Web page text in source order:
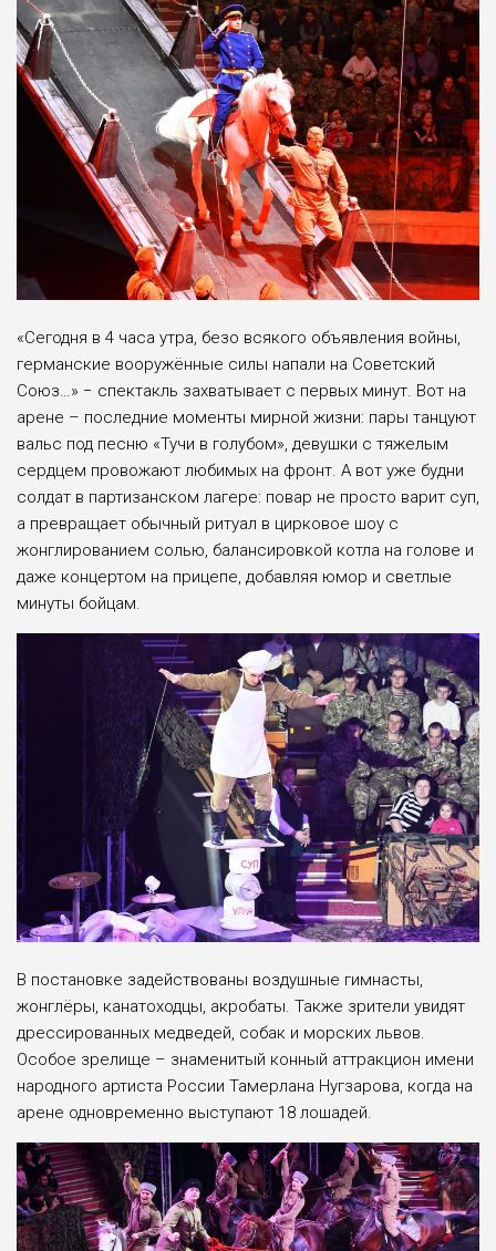
«Сегодня в 4 часа утра, безо всякого объявления войны,
германские вооружённые силы напали на Советский
Союз…» − спектакль захватывает с первых минут. Вот на
арене – последние моменты мирной жизни: пары танцуют
вальс под песню «Тучи в голубом», девушки с тяжелым
сердцем провожают любимых на фронт. А вот уже будни
солдат в партизанском лагере: повар не просто варит суп,
а превращает обычный ритуал в цирковое шоу с
жонглированием солью, балансировкой котла на голове и
даже концертом на прицепе, добавляя юмор и светлые
минуты бойцам.
В постановке задействованы воздушные гимнасты,
жонглёры, канатоходцы, акробаты. Также зрители увидят
дрессированных медведей, собак и морских львов.
Особое зрелище – знаменитый конный аттракцион имени
народного артиста России Тамерлана Нугзарова, когда на
арене одновременно выступают 18 лошадей.